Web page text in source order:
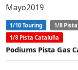
1/10 Touring 1/8 Pista
1/8 Pista Cataluña
Podiums Pista Gas